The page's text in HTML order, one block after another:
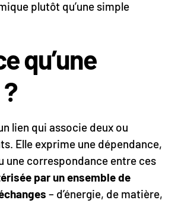
plutôt qu’une simple
qu’une
lien qui associe deux ou
Elle exprime une dépendance,
une correspondance entre ces
par un ensemble de
– d’énergie, de matière,